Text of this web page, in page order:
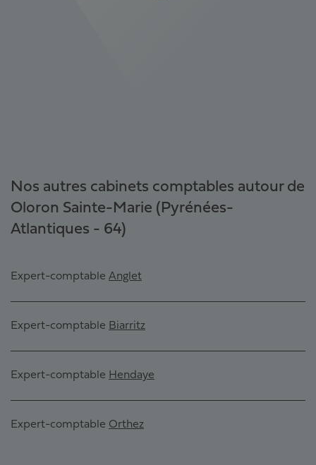
Nos autres cabinets comptables autour de
Oloron Sainte-Marie (Pyrénées-
Atlantiques - 64)
Expert-comptable Anglet
Expert-comptable Biarritz
Expert-comptable Hendaye
Expert-comptable Orthez